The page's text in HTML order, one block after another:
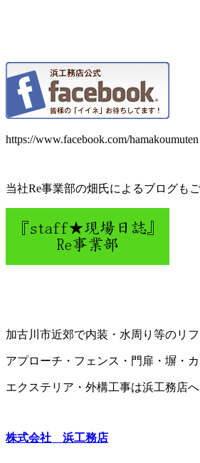
https://www.facebook.com/hamakoumuten
当社Re事業部の畑氏によるブログもご
加古川市近郊で内装・水周り等のリフ
アプローチ・フェンス・門扉・塀・
エクステリア・外構工事は浜工務店へ
株式会社 浜工務店